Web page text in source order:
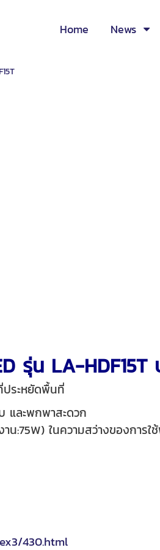
Home News
รุ่น LA-HDF15T
ประหยัดพื้นที่
และพกพาสะดวก
น:75W) ในความสว่างของการใ
430.html